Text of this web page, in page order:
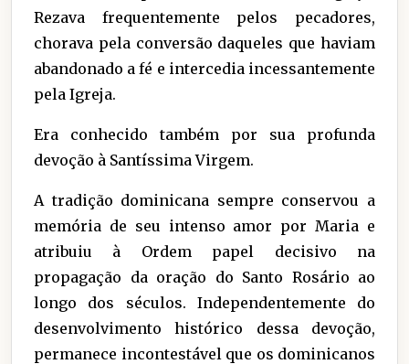
Rezava frequentemente pelos pecadores,
chorava pela conversão daqueles que haviam
abandonado a fé e intercedia incessantemente
pela Igreja.
Era conhecido também por sua profunda
devoção à Santíssima Virgem.
A tradição dominicana sempre conservou a
memória de seu intenso amor por Maria e
atribuiu à Ordem papel decisivo na
propagação da oração do Santo Rosário ao
longo dos séculos. Independentemente do
desenvolvimento histórico dessa devoção,
permanece incontestável que os dominicanos